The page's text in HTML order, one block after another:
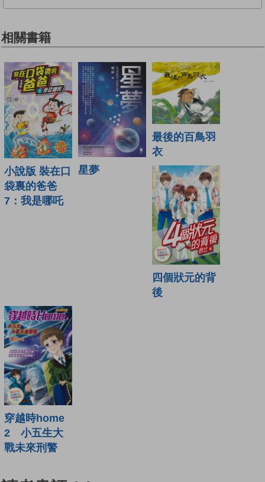
相關書籍
小說版 裝在口
袋裏的爸爸
7：我是哪吒
星夢
最後的百鳥羽
衣
四個狀元的背
後
穿越時home
2 小五生大
戰未來刑警